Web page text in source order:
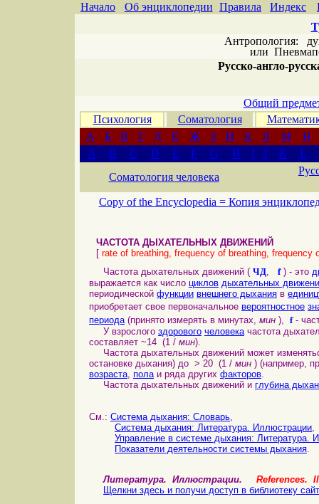
Начало Об энциклопедии Правила Индекс
Антропология:
или
Русско-англо-
Общий
Психология
Соматология
А
Б В Г Д Е Ж З И К Л М
Н
A
B C D E F G H I J K
L
Соматология человека
Copy of the Encyclopedia = Копия
ЧАСТОТА ДЫХАТЕЛЬНЫХ ДВИЖЕНИЙ
[ rate of breathing, frequency of breathing,
Частота дыхательных движений ( ЧД, f) - это
выражается как число циклов дыхательных
периодической функции внешнего дыхания в
приобретает свое первоначальное вероятностное
периода(принято измерять в минутах, мин ), f-
У взрослого здорового человекачастота
составляет ~14 (1 / мин).
Частота дыхательных движений может
остановке дыхания) до > 20 (1 / мин ) (например,
возраста, полаи ряда других факторов.
Частота дыхательных движений и глубина
См.: Система дыхания: Cловарь,
Система дыхания: Литература. Иллюстрации,
Управление в системе дыхания: Литература.
Показатели деятельности системы дыхания.
Литература. Иллюстрации. References.
Щелкни здесь и получи доступ в библиотеку